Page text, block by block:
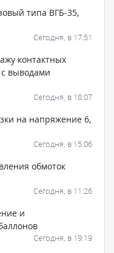
типа ВГБ-35,
Сегодня, в 17:51
контактных
выводами
Сегодня, в 18:07
на напряжение 6,
Сегодня, в 15:06
обмоток
Сегодня, в 11:26
и
Сегодня, в 19:19